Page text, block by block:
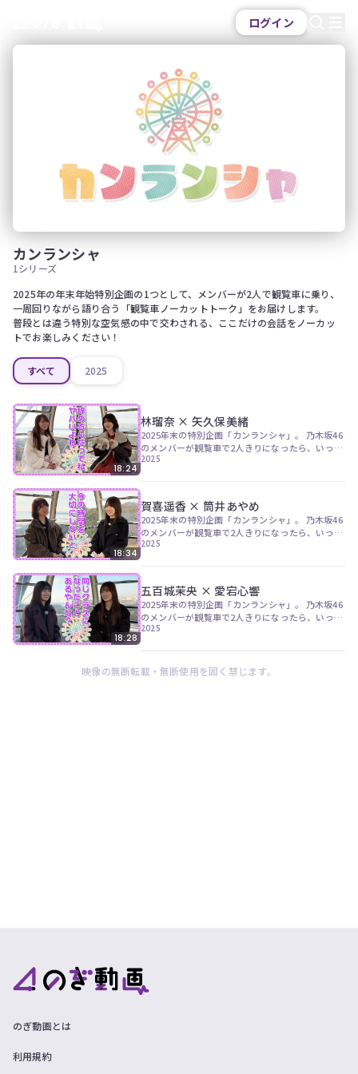
ログイン
カンランシャ
1シリーズ
2025年の年末年始特別企画の1つとして、メンバーが2人で観覧車に乗り、
一周回りながら語り合う「観覧車ノーカットトーク」をお届けします。
普段とは違う特別な空気感の中で交わされる、ここだけの会話をノーカッ
トでお楽しみください！
すべて 2025
18:24
林瑠奈 × 矢久保美緒
2025年末の特別企画「カンランシャ」。 乃木坂46
のメンバーが観覧車で2人きりになったら、いった
いどんなトークが生まれるのか？ 第3弾は自他とも
いぐるみを携えて観覧車に乗り込みました。
2025
18:34
賀喜遥香 × 筒井あやめ
2025年末の特別企画「カンランシャ」。 乃木坂46
のメンバーが観覧車で2人きりになったら、いった
いどんなトークが生まれるのか？ 第2弾のペアは同
返ります。
2025
18:28
五百城茉央 × 愛宕心響
2025年末の特別企画「カンランシャ」。 乃木坂46
のメンバーが観覧車で2人きりになったら、いった
いどんなトークが生まれるのか？ 第1弾のペアは5
る"地元トーク"を約17分間ノーカットでお届けし
2025
映像の無断転載・無断使用を固く禁じます。
のぎ動画とは
利用規約